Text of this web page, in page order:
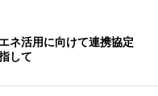
ネ活用に向けて連携協定
して